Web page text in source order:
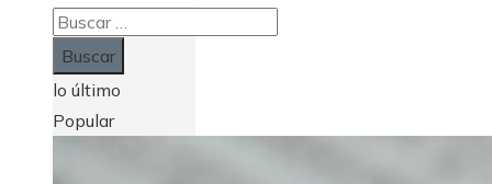
Buscar:
lo último
Popular